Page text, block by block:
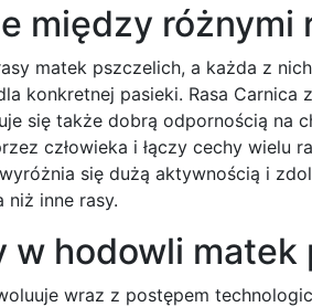
między
matek pszczelich, a każda z
konkretnej pasieki. Rasa
się także dobrą odpornością na
człowieka i łączy cechy wielu
się dużą aktywnością i
niż inne rasy.
w hodowli matek
wraz z postępem